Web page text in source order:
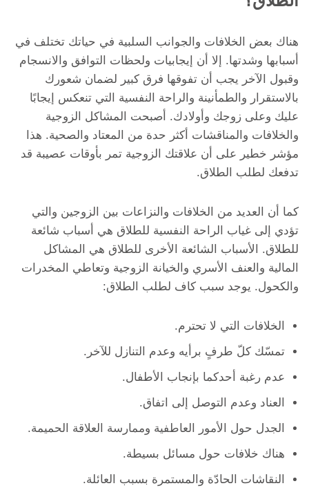
هناك بعض الخلافات والجوانب السلبية في حياتك تختلف في
أسبابها وشدتها. إلا أن إيجابيات ولحظات التوافق والانسجام
وقبول الآخر يجب أن تفوقها فرق كبير لضمان شعورك
بالاستقرار والطمأنينة والراحة النفسية التي تنعكس إيجابًا
عليك وعلى زوجك وأولادك. أصبحت المشاكل الزوجية
والخلافات والمناقشات أكثر حدة من المعتاد والصحية. هذا
مؤشر خطير على أن علاقتك الزوجية تمر بأوقات عصيبة قد
تدفعك لطلب الطلاق.
كما أن العديد من الخلافات والنزاعات بين الزوجين والتي
تؤدي إلى غياب الراحة النفسية للطلاق هي أسباب شائعة
للطلاق. الأسباب الشائعة الأخرى للطلاق هي المشاكل
المالية والعنف الأسري والخيانة الزوجية وتعاطي المخدرات
والكحول. يوجد سبب كاف لطلب الطلاق:
الخلافات التي لا تحترم.
تمسّك كلّ طرفٍ برأيه وعدم التنازل للآخر.
عدم رغبة أحدكما بإنجاب الأطفال.
العناد وعدم التوصل إلى اتفاق.
الجدل حول الأمور العاطفية وممارسة العلاقة الحميمة.
هناك خلافات حول مسائل بسيطة.
النقاشات الحادّة والمستمرة بسبب العائلة.